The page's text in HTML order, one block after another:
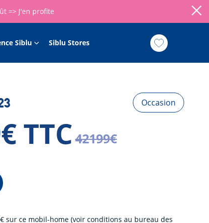
=> J'en profite
Siblu Siblu Stores
Occasion
TTC 42199€
sur ce mobil-home (voir conditions au bureau des